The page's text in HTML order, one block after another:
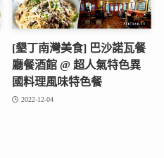
[墾丁南灣美食] 巴沙諾瓦餐
廳餐酒館 @ 超人氣特色異
國料理風味特色餐
2022-12-04